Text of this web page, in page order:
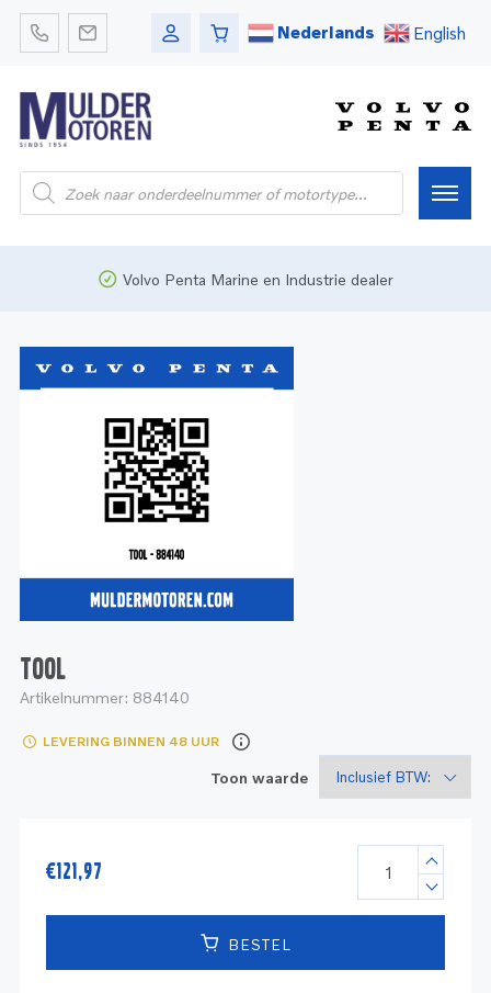
Nederlands English
Onderdelen
Bedrijfsvaart
Onderdelen
Motoren
Onderdelen
Service
Motoren
Service en onderhoud
Reman - Bedrijfsvaart
Volvo Penta Marine en Industrie dealer
TOOL
Artikelnummer: 884140
LEVERING BINNEN 48 UUR
Toon waarde
€121,97
BESTEL